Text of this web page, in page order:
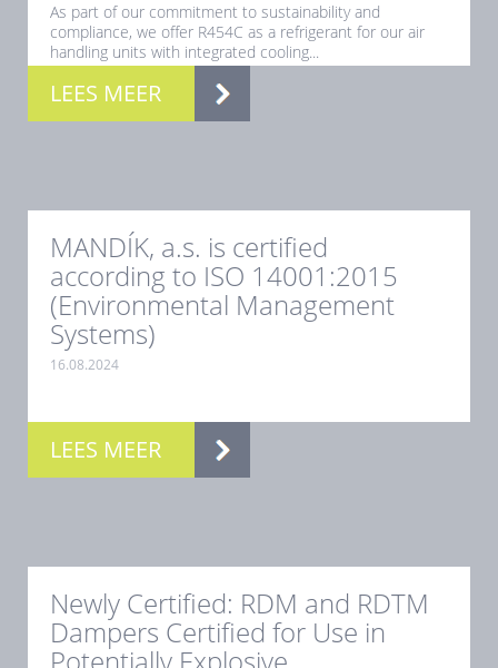
As part of our commitment to sustainability and
compliance, we offer R454C as a refrigerant for our air
handling units with integrated cooling...
LEES MEER
MANDÍK, a.s. is certified
according to ISO 14001:2015
(Environmental Management
Systems)
16.08.2024
LEES MEER
Newly Certified: RDM and RDTM
Dampers Certified for Use in